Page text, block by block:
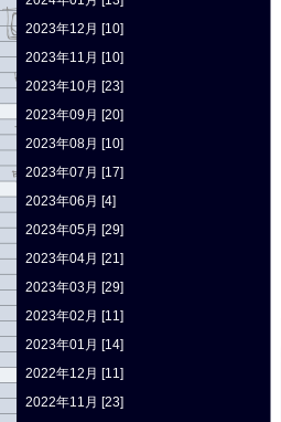
2023年12月 [10]
2023年11月 [10]
2023年10月 [23]
2023年09月 [20]
2023年08月 [10]
2023年07月 [17]
2023年06月 [4]
2023年05月 [29]
2023年04月 [21]
2023年03月 [29]
2023年02月 [11]
2023年01月 [14]
2022年12月 [11]
2022年11月 [23]